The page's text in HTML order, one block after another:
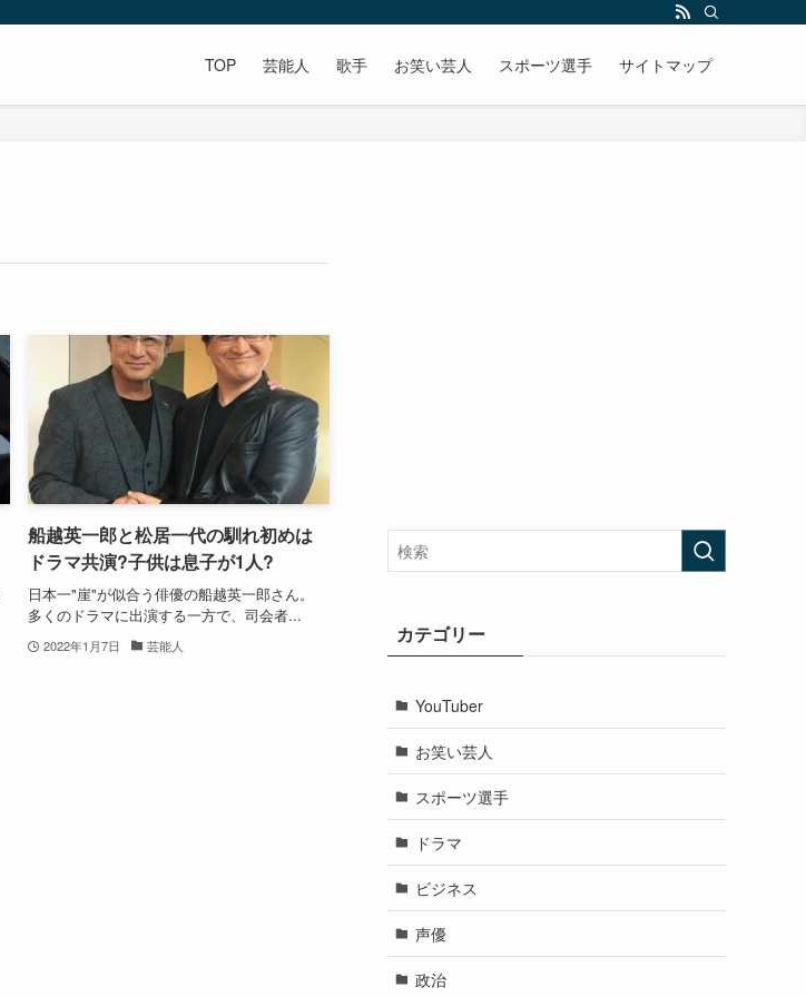
TOP 芸能人 歌手 お笑い芸人 スポーツ選手 サイトマップ
船越英一郎と松居一代の馴れ初めは
ドラマ共演?子供は息子が1人?
日本一"崖"が似合う俳優の船越英一郎さん。
多くのドラマに出演する一方で、司会者...
2022年1月7日 芸能人 カテゴリー
YouTuber
お笑い芸人
スポーツ選手
ドラマ
ビジネス
声優
政治